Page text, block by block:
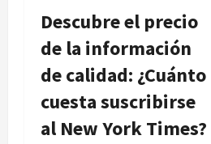
Descubre el precio
de la información
de calidad: ¿Cuánto
cuesta suscribirse
al New York Times?